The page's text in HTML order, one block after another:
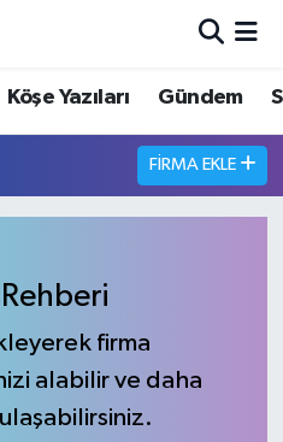
Köşe Yazıları Gündem
FIRMA EKLE
firma
alabilir ve daha
ve Fikstür